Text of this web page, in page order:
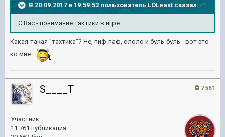
В 20.09.2017 в 19:59:53 пользователь LOLeast сказал:
С Вас - понимание тактики в игре.
Какая-такая "тахтика"? Не, пиф-паф, ололо и буль-буль - вот это
ко мне...
7 561
S____T
Участник
11 761 публикация